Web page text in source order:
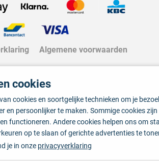
Algemene voorwaarden
cookies
cookies en soortgelijke technieken om je
en persoonlijker te maken. Sommige cookies
functioneren. Andere cookies helpen ons om
op te slaan of gerichte advertenties te
je in onze privacyverklaring